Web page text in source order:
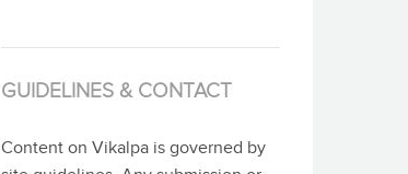
GUIDELINES & CONTACT
Content on Vikalpa is governed by